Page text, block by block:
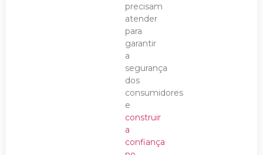
precisam
atender
para
garantir
a
segurança
dos
consumidores
e
construir
a
confiança